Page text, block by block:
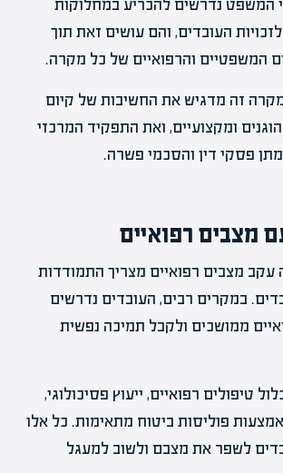
המשפט נדרשים להכריע במחלוקות
העובדים, והם עושים זאת תוך
המשפטיים והרפואיים של כל מקרה.
זה מדגיש את החשיבות של קיום
ומקצועיים, ואת התפקיד המרכזי
פסקי דין והסכמי פשרה.
מצבים רפואיים
עקב מצבים רפואיים מצריך התמודדות
במקרים רבים, העובדים נדרשים
ממושכים ולקבל תמיכה נפשית
טיפולים רפואיים, ייעוץ פסיכולוגי,
פוליסות ביטוח מתאימות. כל אלו
לשפר את מצבם ולשוב למעגל